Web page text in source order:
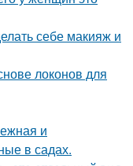
себе макияж и
локонов для
и
в садах.